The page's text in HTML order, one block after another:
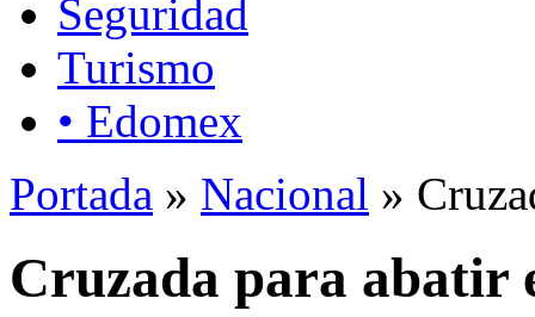
Seguridad
Turismo
• Edomex
Portada » Nacional »
Cruzada para abatir